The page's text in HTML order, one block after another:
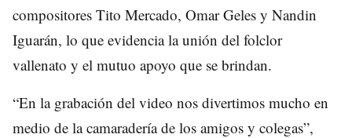
compositores Tito Mercado, Omar Geles y Nandin
Iguarán, lo que evidencia la unión del folclor
vallenato y el mutuo apoyo que se brindan.
“En la grabación del video nos divertimos mucho en
medio de la camaradería de los amigos y colegas”,